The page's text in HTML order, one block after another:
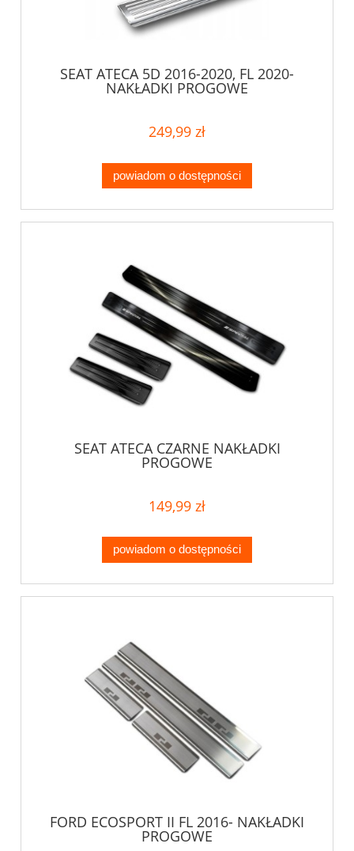
SEAT ATECA 5D 2016-2020, FL 2020-
NAKŁADKI PROGOWE
249,99 zł
powiadom o dostępności
SEAT ATECA CZARNE NAKŁADKI
PROGOWE
149,99 zł
powiadom o dostępności
FORD ECOSPORT II FL 2016- NAKŁADKI
PROGOWE